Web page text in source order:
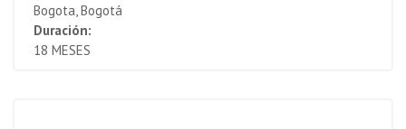
Bogota, Bogotá
Duración:
18 MESES